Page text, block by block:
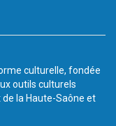
culturelle, fondée
outils culturels
la Haute-Saône et